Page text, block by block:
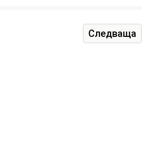
Следваща